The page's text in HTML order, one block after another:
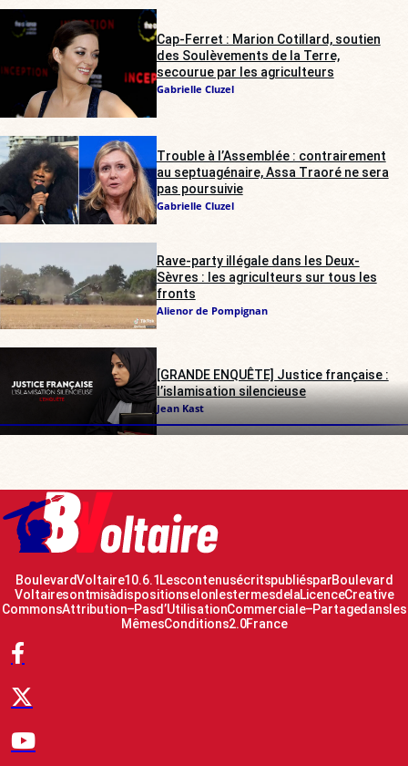
Cap-Ferret : Marion Cotillard, soutien
des Soulèvements de la Terre,
secourue par les agriculteurs
Gabrielle Cluzel
Trouble à l’Assemblée : contrairement
au septuagénaire, Assa Traoré ne sera
pas poursuivie
Gabrielle Cluzel
Rave-party illégale dans les Deux-
Sèvres : les agriculteurs sur tous les
fronts
Alienor de Pompignan
[GRANDE ENQUÊTE] Justice française :
l’islamisation silencieuse
Jean Kast
Boulevard Voltaire 10.6.1 Les contenus écrits publiés par Boulevard
Voltaire sont mis à disposition selon les termes de la Licence Creative
Commons Attribution – Pas d’Utilisation Commerciale – Partage dans les
Mêmes Conditions 2.0 France